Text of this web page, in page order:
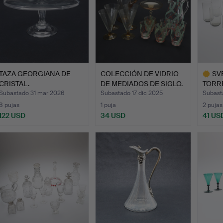
GEORGIANA DE
31 mar 2026
pujas
USD
COLECCIÓN DE VIDRIO
DE MEDIADOS DE SIGLO.
…
Subastado 17 dic 2025
1 puja
34 USD
PARA
2 pujas
41